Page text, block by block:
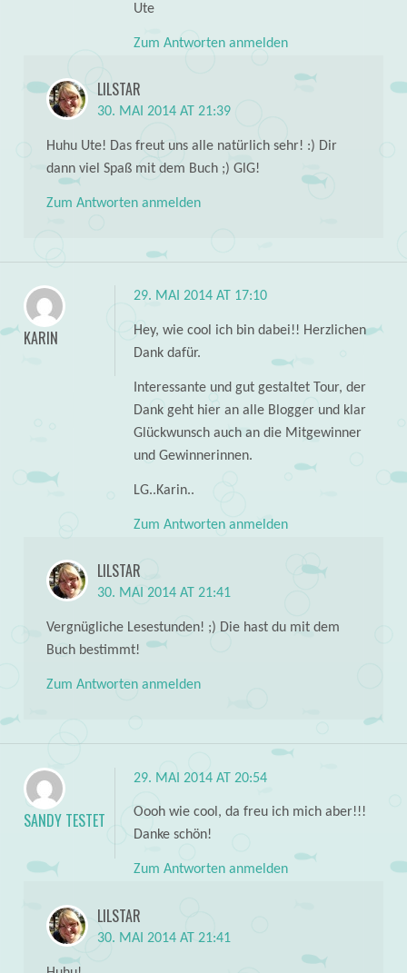
Ute
Zum Antworten anmelden
LILSTAR
30. MAI 2014 AT 21:39
Huhu Ute! Das freut uns alle natürlich sehr! :) Dir
dann viel Spaß mit dem Buch ;) GlG!
Zum Antworten anmelden
KARIN
29. MAI 2014 AT 17:10
Hey, wie cool ich bin dabei!! Herzlichen
Dank dafür.
Interessante und gut gestaltet Tour, der
Dank geht hier an alle Blogger und klar
Glückwunsch auch an die Mitgewinner
und Gewinnerinnen.
LG..Karin..
Zum Antworten anmelden
LILSTAR
30. MAI 2014 AT 21:41
Vergnügliche Lesestunden! ;) Die hast du mit dem
Buch bestimmt!
Zum Antworten anmelden
SANDY TESTET
29. MAI 2014 AT 20:54
Oooh wie cool, da freu ich mich aber!!!
Danke schön!
Zum Antworten anmelden
LILSTAR
30. MAI 2014 AT 21:41